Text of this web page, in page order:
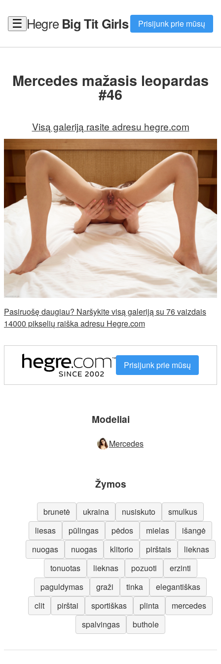
☰ Hegre Big Tit Girls Prisijunk prie mūsų
Mercedes mažasis leopardas
#46
Visą galeriją rasite adresu hegre.com
Pasiruošę daugiau? Naršykite visą galeriją su 76 vaizdais
14000 pikselių raiška adresu Hegre.com
Prisijunk prie mūsų
Modeliai
Mercedes
Žymos
brunetė ukraina nusiskuto
smulkus
liesas
pūlingas pėdos mielas
išangė
nuogas
nuogas klitorio pirštais
lieknas
tonuotas
lieknas pozuoti
erzinti
paguldymas
graži tinka
elegantiškas
clit
pirštai sportiškas plinta
mercedes
spalvingas
buthole